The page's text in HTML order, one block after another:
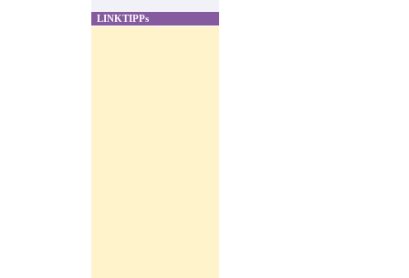
LINKTIPPs